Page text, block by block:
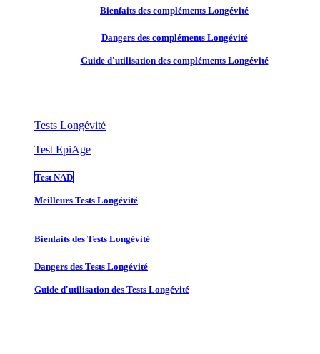
Bienfaits des compléments Longévité
Dangers des compléments Longévité
Guide d'utilisation des compléments Longévité
Tests Longévité
Test EpiAge
Test NAD
Meilleurs Tests Longévité
Bienfaits des Tests Longévité
Dangers des Tests Longévité
Guide d'utilisation des Tests Longévité